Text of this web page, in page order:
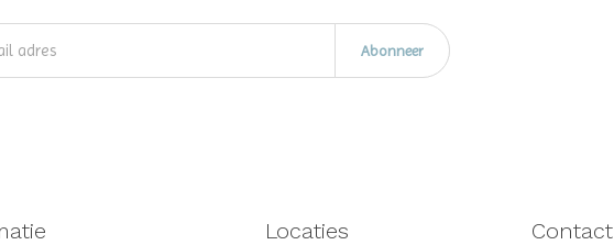
Abonneer
Locaties Contact